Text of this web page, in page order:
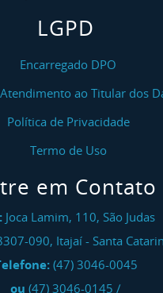
LGPD
Encarregado DPO
ao Titular dos
Política de Privacidade
Termo de Uso
em Contato
Joca Lamim, 110, São Judas
090, Itajaí- Santa
(47) 3046-0045
ou (47) 3046-0145 /